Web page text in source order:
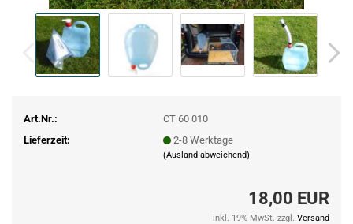
Art.Nr.:
CT 60 010
Lieferzeit:
2-8 Werktage
(Ausland abweichend)
18,00 EUR
inkl. 19% MwSt. zzgl. Versand